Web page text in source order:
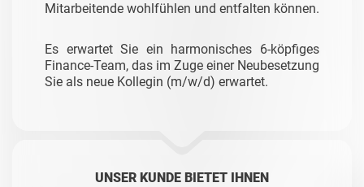
Mitarbeitende wohlfühlen und entfalten können.
Es erwartet Sie ein harmonisches 6-köpfiges
Finance-Team, das im Zuge einer Neubesetzung
Sie als neue Kollegin (m/w/d) erwartet.
UNSER KUNDE BIETET IHNEN